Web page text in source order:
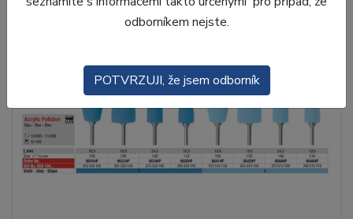
odborníkem nejste.
POTVRZUJI, že jsem odborník